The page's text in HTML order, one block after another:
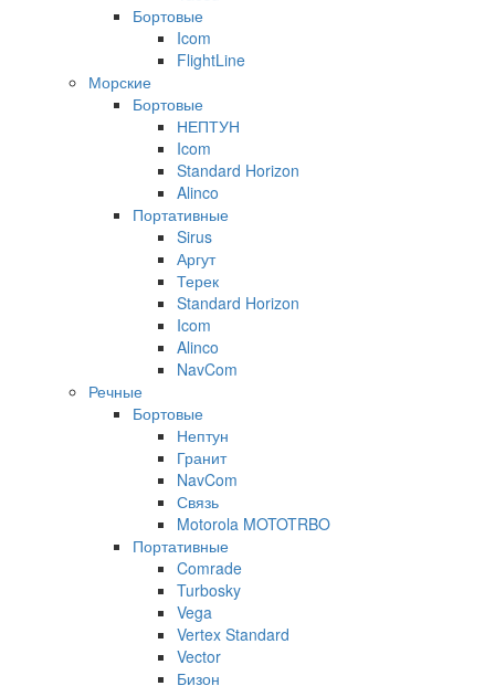
Бортовые
Icom
FlightLine
Морские
Бортовые
НЕПТУН
Icom
Standard Horizon
Alinco
Портативные
Sirus
Аргут
Терек
Standard Horizon
Icom
Alinco
NavCom
Речные
Бортовые
Нептун
Гранит
NavCom
Связь
Motorola MOTOTRBO
Портативные
Comrade
Turbosky
Vega
Vertex Standard
Vector
Бизон